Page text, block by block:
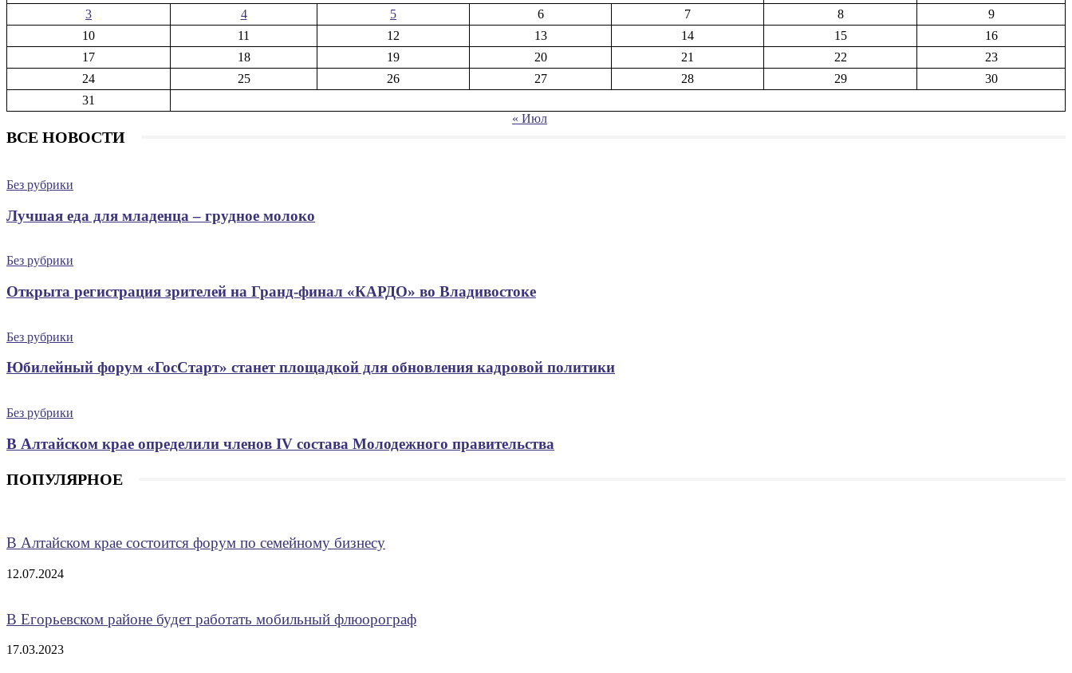
3
4 5 6 7 8
9
10
11 12 13 14 15
16
17
18 19 20 21 22
23
24
25 26 27 28 29
30
31
« Июл
ВСЕ НОВОСТИ
Без рубрики
Лучшая еда для младенца – грудное молоко
Без рубрики
Открыта регистрация зрителей на Гранд-финал «КАРДО» во Владивостоке
Без рубрики
Юбилейный форум «ГосСтарт» станет площадкой для обновления кадровой политики
Без рубрики
В Алтайском крае определили членов IV состава Молодежного правительства
ПОПУЛЯРНОЕ
В Алтайском крае состоится форум по семейному бизнесу
12.07.2024
В Егорьевском районе будет работать мобильный флюорограф
17.03.2023